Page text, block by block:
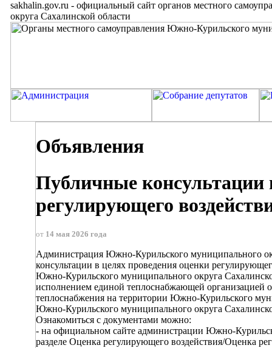
sakhalin.gov.ru - официальный сайт органов местного
округа Сахалинской области
Объявления
Публичные консультации
регулирующего
от 14 мая 2026 года
Администрация Южно-Курильского муниципального
консультации в целях проведения оценки
Южно-Курильского муниципального округа
исполнением единой теплоснабжающей организацией
теплоснабжения на территории Южно-Курильского
Южно-Курильского муниципального округа
Ознакомиться с документами можно:
- на официальном сайте администрации Южно-
разделе Оценка регулирующего воздействия/Оценка